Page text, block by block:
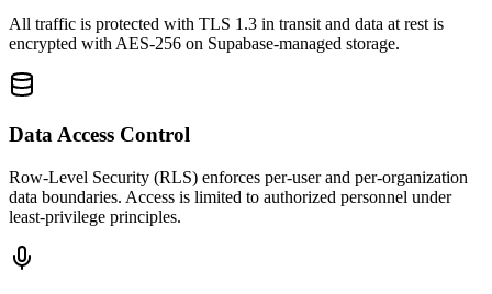
All traffic is protected with TLS 1.3 in transit and data at rest is
encrypted with AES-256 on Supabase-managed storage.
Data Access Control
Row-Level Security (RLS) enforces per-user and per-organization
data boundaries. Access is limited to authorized personnel under
least-privilege principles.